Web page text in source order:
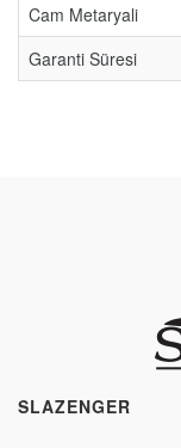
Cam Metaryali
Garanti Süresi
SLAZENGER